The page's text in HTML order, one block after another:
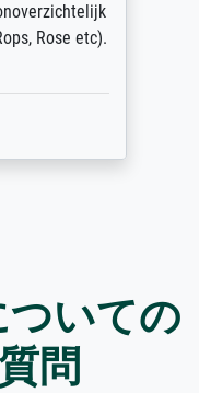
Rose etc).
ついての
問